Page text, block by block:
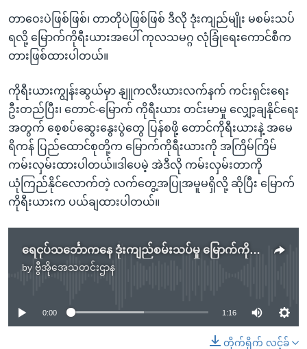
တာဝေးပဲဖြစ်ဖြစ်၊ တာတိုပဲဖြစ်ဖြစ် ဒီလို ဒုံးကျည်မျိုး မစမ်းသပ်
ရလို့ မြောက်ကိုရီးယားအပေါ် ကုလသမဂ္ဂ လုံခြုံရေးကောင်စီက
တားဖြစ်ထားပါတယ်။
ကိုရီးယားကျွန်းဆွယ်မှာ နျူကလီးယားလက်နက် ကင်းရှင်း‌ရေး
ဦးတည်ပြီး၊ တောင်-မြောက် ကိုရီးယား တင်းမာမှု လျှော့ချနိုင်ရေး
အတွက် စေ့စပ်ဆွေးနွေးပွဲတွေ ပြန်စဖို့ တောင်ကိုရီးယားနဲ့ အမေ
ရိကန် ပြည်ထောင်စုတို့က မြောက်ကိုရီးယားကို အကြိမ်ကြိမ်
ကမ်းလှမ်းထားပါတယ်။ဒါပေမဲ့ အဲဒီလို ကမ်းလှမ်းတာကို
ယုံကြည်နိုင်လောက်တဲ့ လက်တွေ့အပြုအမူမရှိလို့ ဆိုပြီး မြောက်
ကိုရီးယားက ပယ်ချထားပါတယ်။
ရေငုပ်သင်္ဘောကနေ ဒုံးကျည်စမ်းသပ်မှု မြောက်ကိုရီးယားပြုလုပ်
by ဗွီအိုအေသတင်းဌာန
No media source currently available
0:00 1:16
တိုက်ရိုက် လင့်ခ်